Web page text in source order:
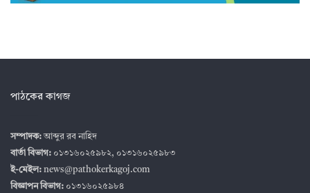
পাঠকের কাগজ
সম্পাদক:আব্দুর রব নাহিদ
বার্তা বিভাগ: ০১৩১৬০২৫৯৮২, ০১৩১৬০২৫৯৮৩
ই-মেইল: news@pathokerkagoj.com
বিজ্ঞাপন বিভাগ: ০১৩১৬০২৫৯৮৪